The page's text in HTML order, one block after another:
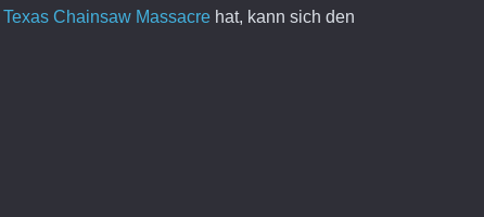
Texas Chainsaw Massacre hat, kann sich den